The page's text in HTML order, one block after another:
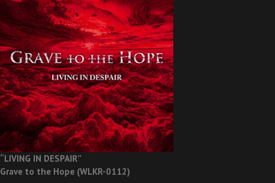
“LIVING IN DESPAIR”
Grave to the Hope (WLKR-0112)